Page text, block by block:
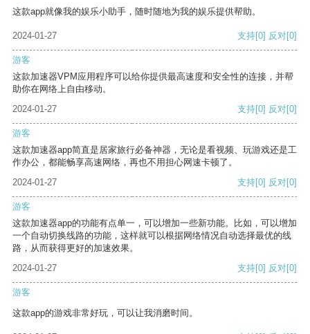
这款app就像我的娱乐小助手，随时随地为我的娱乐提供帮助。
2024-01-27 支持[0] 反对[0]
游客
这款加速器VPM应用程序可以给你提供最高速度和安全性的连接，并帮
助你在网络上自由移动。
2024-01-27
支持[0] 反对[0]
游客
这款加速器app简直是居家旅行必备神器，无论是看视频、玩游戏还是工
作办公，都能畅享高速网络，再也不用担心网速卡顿了。
2024-01-27
支持[0] 反对[0]
游客
这款加速器app的功能有点单一，可以增加一些新功能。比如，可以增加
一个自动切换线路的功能，这样就可以根据网络情况自动选择最优的线
路，从而获得更好的加速效果。
2024-01-27
支持[0] 反对[0]
游客
这款app的游戏非常好玩，可以让我消磨时间。